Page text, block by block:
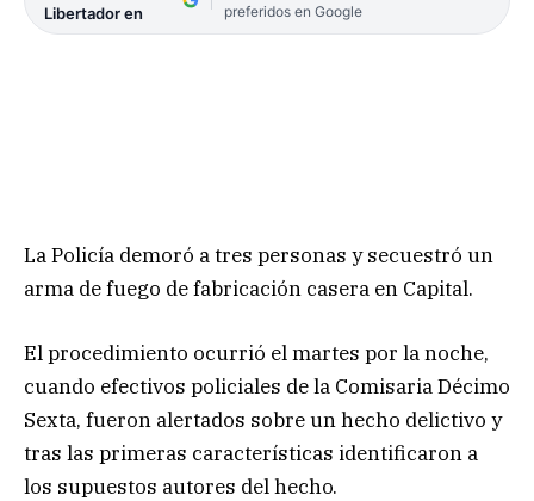
Libertador en
preferidos en Google
La Policía demoró a tres personas y secuestró un
arma de fuego de fabricación casera en Capital.
El procedimiento ocurrió el martes por la noche,
cuando efectivos policiales de la Comisaria Décimo
Sexta, fueron alertados sobre un hecho delictivo y
tras las primeras características identificaron a
los supuestos autores del hecho.